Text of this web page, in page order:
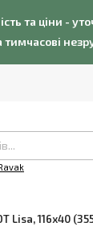
та ціни -
Lisa, 116x40